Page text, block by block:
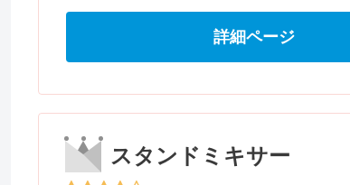
詳細ページ
スタンドミキサー